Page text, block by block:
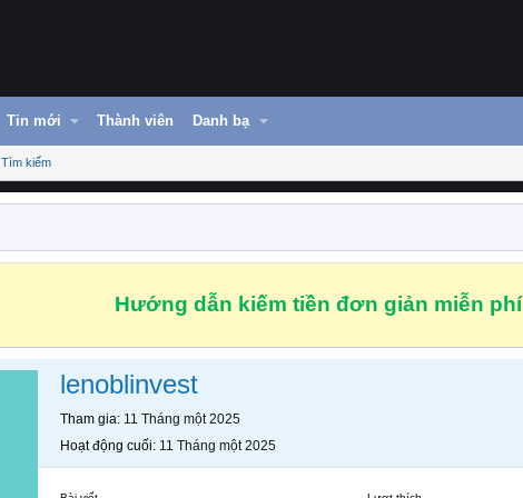
Tin mới Thành viên Danh bạ
Tìm kiếm
Hướng dẫn kiếm tiền đơn giản miễn phí
lenoblinvest
Tham gia 11 Tháng một 2025
Hoạt động cuối 11 Tháng một 2025